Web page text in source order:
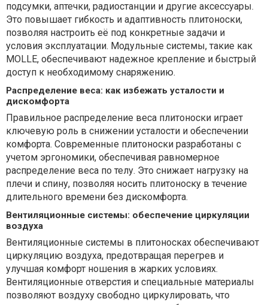
подсумки, аптечки, радиостанции и другие аксессуары.
Это повышает гибкость и адаптивность плитоноски,
позволяя настроить её под конкретные задачи и
условия эксплуатации. Модульные системы, такие как
MOLLE, обеспечивают надежное крепление и быстрый
доступ к необходимому снаряжению.
Распределение веса: как избежать усталости и
дискомфорта
Правильное распределение веса плитоноски играет
ключевую роль в снижении усталости и обеспечении
комфорта. Современные плитоноски разработаны с
учетом эргономики, обеспечивая равномерное
распределение веса по телу. Это снижает нагрузку на
плечи и спину, позволяя носить плитоноску в течение
длительного времени без дискомфорта.
Вентиляционные системы: обеспечение циркуляции
воздуха
Вентиляционные системы в плитоносках обеспечивают
циркуляцию воздуха, предотвращая перегрев и
улучшая комфорт ношения в жарких условиях.
Вентиляционные отверстия и специальные материалы
позволяют воздуху свободно циркулировать, что